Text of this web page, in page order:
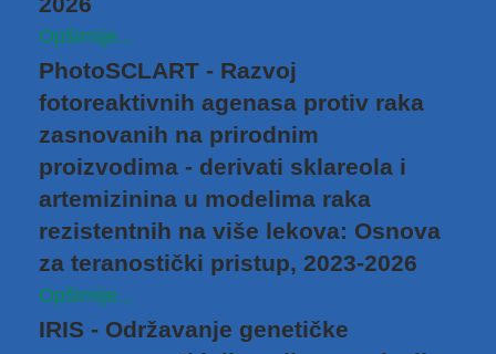
Opširnije...
PhotoSCLART - Razvoj
fotoreaktivnih agenasa protiv raka
zasnovanih na prirodnim
proizvodima - derivati sklareola i
artemizinina u modelima raka
rezistentnih na više lekova: Osnova
za teranostički pristup, 2023-2026
Opširnije...
IRIS - Održavanje genetičke